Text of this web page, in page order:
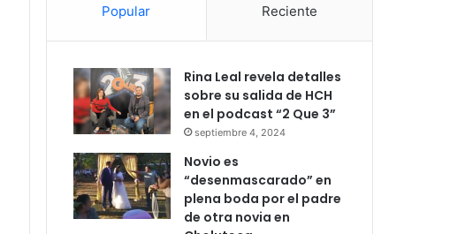
Popular Reciente
Rina Leal revela detalles
sobre su salida de HCH
en el podcast “2 Que 3”
septiembre 4, 2024
Novio es
“desenmascarado” en
plena boda por el padre
de otra novia en